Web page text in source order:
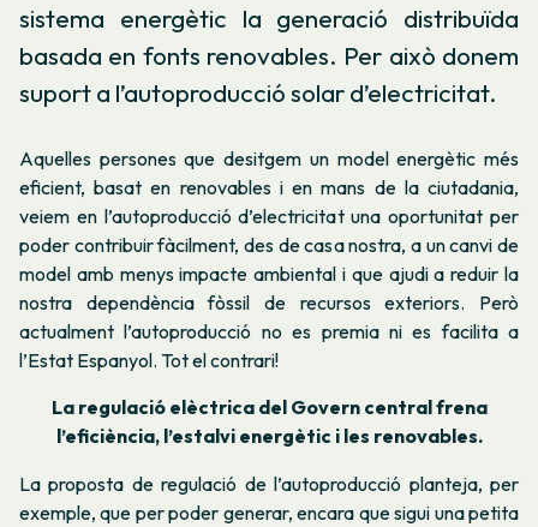
sistema energètic la generació distribuïda
basada en fonts renovables. Per això donem
suport a l’autoproducció solar d’electricitat.
Aquelles persones que desitgem un model energètic més
eficient, basat en renovables i en mans de la ciutadania,
veiem en l’autoproducció d’electricitat una oportunitat per
poder contribuir fàcilment, des de casa nostra, a un canvi de
model amb menys impacte ambiental i que ajudi a reduir la
nostra dependència fòssil de recursos exteriors. Però
actualment l’autoproducció no es premia ni es facilita a
l’Estat Espanyol. Tot el contrari!
La regulació elèctrica del Govern central frena
l’eficiència, l’estalvi energètic i les renovables.
La proposta de regulació de l’autoproducció planteja, per
exemple, que per poder generar, encara que sigui una petita